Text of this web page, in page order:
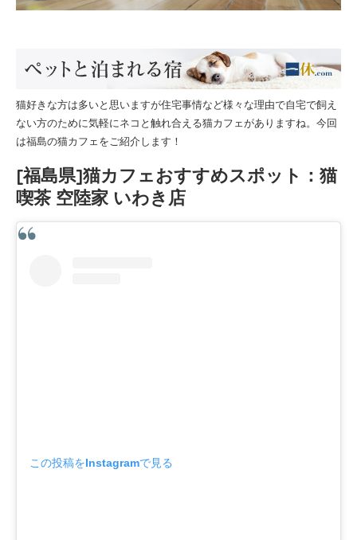
猫好きな方は多いと思いますが住宅事情など様々な理由で自宅で飼え
ない方のために気軽にネコと触れ合える猫カフェがありますね。今回
は福島の猫カフェをご紹介します！
[福島県]猫カフェおすすめスポット：猫
喫茶 空陸家 いわき店
この投稿をInstagramで見る